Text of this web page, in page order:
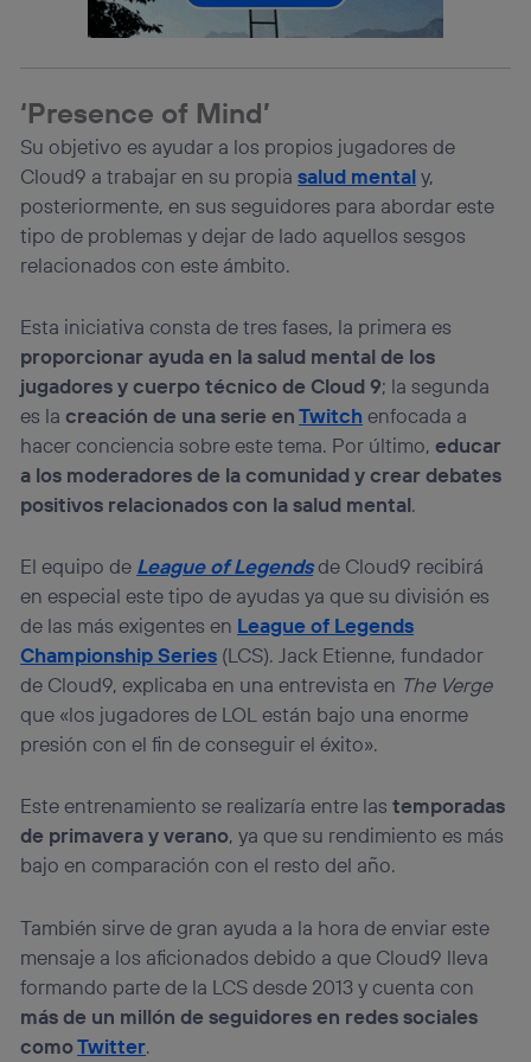
‘Presence of Mind’
Su objetivo es ayudar a los propios jugadores de
Cloud9 a trabajar en su propiasalud mentaly,
posteriormente, en sus seguidores para abordar este
tipo de problemas y dejar de lado aquellos sesgos
relacionados con este ámbito.
Esta iniciativa consta de tres fases, la primera es
proporcionar ayuda en la salud mental de los
jugadores y cuerpo técnico de Cloud 9; la segunda
es lacreación de una serie enTwitch enfocada a
hacer conciencia sobre este tema. Por último,educar
a los moderadores de la comunidad y crear debates
positivos relacionados con la salud mental.
El equipo de League of Legendsde Cloud9 recibirá
en especial este tipo de ayudas ya que su división es
de las más exigentes en League of Legends
Championship Series (LCS). Jack Etienne, fundador
de Cloud9, explicaba en una entrevista en The Verge
que «los jugadores de LOL están bajo una enorme
presión con el fin de conseguir el éxito».
Este entrenamiento se realizaría entre lastemporadas
de primavera y verano, ya que su rendimiento es más
bajo en comparación con el resto del año.
También sirve de gran ayuda a la hora de enviar este
mensaje a los aficionados debido a que Cloud9 lleva
formando parte de la LCS desde 2013 y cuenta con
más de un millón de seguidores en redes sociales
comoTwitter.
consienta el uso de la tecnología recibirá el mismo
el marketing o análisis se realizará en función de las
actividades de navegación de los miembros del hogar
que hayan dado su consentimiento.
Si utilizasdatos móviles, el marketing será más
personalizado, ya que se basará únicamente en la
navegación del usuario del móvil.
Puedes gestionar los consentimientos Utiq seleccionando
“Administrar Utiq” en la parte inferior de esta página web o
(“consenthub”). Para más información, consulta
política de privacidad de Utiq